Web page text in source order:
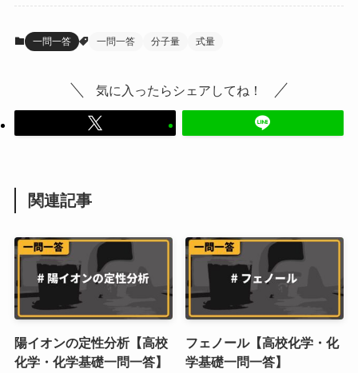
一問一答 一問一答 分子量 式量
気に入ったらシェアしてね！
関連記事
陽イオンの定性分析【高校
化学・化学基礎一問一答】
フェノール【高校化学・化
学基礎一問一答】